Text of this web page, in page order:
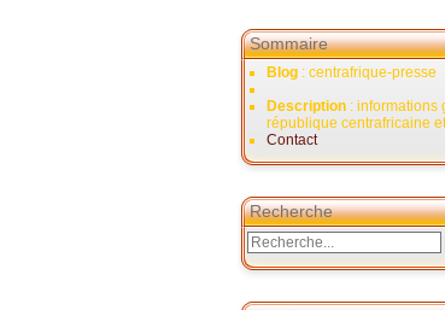
Sommaire
Blog : centrafrique-presse
Description : informations
république centrafricaine
Contact
Recherche